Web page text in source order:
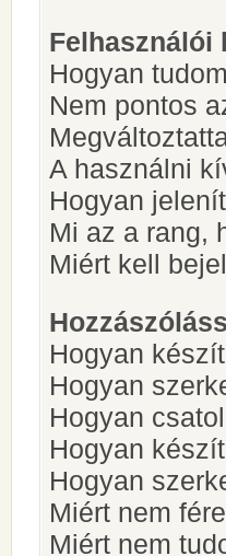
Felhasználói
Hogyan
Nem pontos
A használni
Hogyan
Mi az a rang,
Miért kell
Hogyan
Hogyan
Hogyan
Hogyan
Hogyan
Miért nem
Miért nem